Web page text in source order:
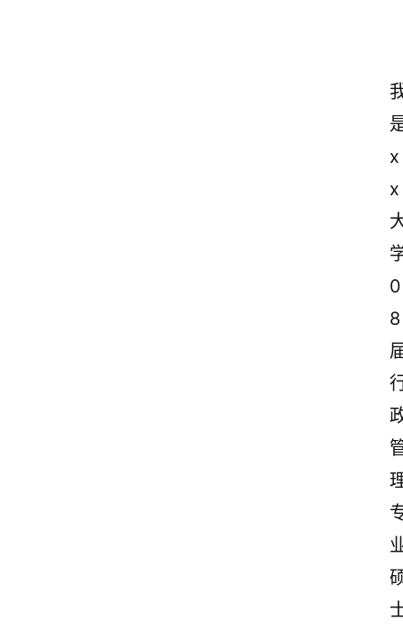
x
x
0
8